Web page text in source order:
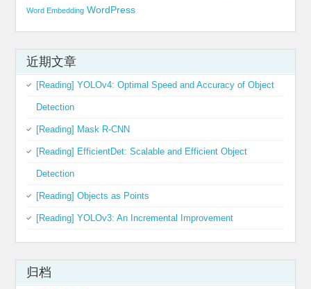
Word Embedding WordPress
近期文章
[Reading] YOLOv4: Optimal Speed and Accuracy of Object
Detection
[Reading] Mask R-CNN
[Reading] EfficientDet: Scalable and Efficient Object
Detection
[Reading] Objects as Points
[Reading] YOLOv3: An Incremental Improvement
归档